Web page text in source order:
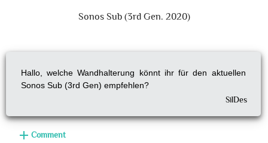
Sonos Sub (3rd Gen. 2020)
Hallo, welche Wandhalterung könnt ihr für den aktuellen
Sonos Sub (3rd Gen) empfehlen?
SilDes
add Comment